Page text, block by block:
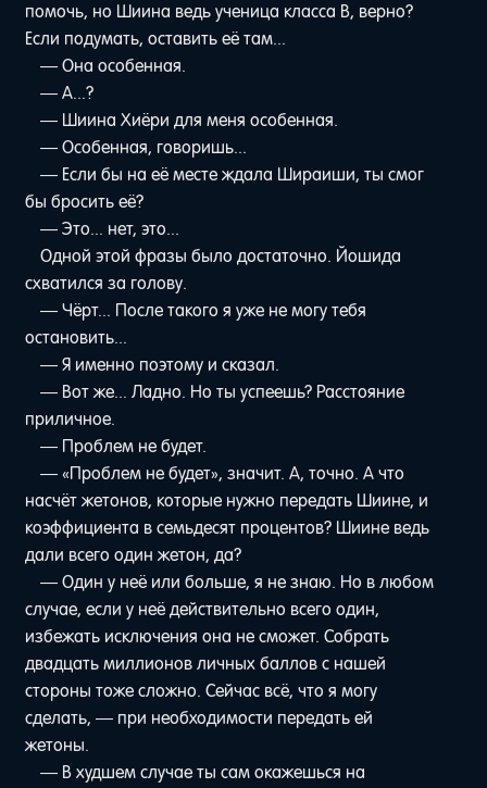
помочь, но Шиина ведь ученица класса B, верно?
Если подумать, оставить её там...
— Она особенная.
— А...?
— Шиина Хиёри для меня особенная.
— Особенная, говоришь...
— Если бы на её месте ждала Шираиши, ты смог
бы бросить её?
— Это... нет, это...
Одной этой фразы было достаточно. Йошида
схватился за голову.
— Чёрт... После такого я уже не могу тебя
остановить...
— Я именно поэтому и сказал.
— Вот же... Ладно. Но ты успеешь? Расстояние
приличное.
— Проблем не будет.
— «Проблем не будет», значит. А, точно. А что
насчёт жетонов, которые нужно передать Шиине, и
коэффициента в семьдесят процентов? Шиине ведь
дали всего один жетон, да?
— Один у неё или больше, я не знаю. Но в любом
случае, если у неё действительно всего один,
избежать исключения она не сможет. Собрать
двадцать миллионов личных баллов с нашей
стороны тоже сложно. Сейчас всё, что я могу
сделать, — при необходимости передать ей
жетоны.
— В худшем случае ты сам окажешься на